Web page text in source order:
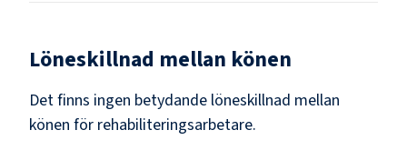
Löneskillnad mellan könen
Det finns ingen betydande löneskillnad mellan
könen för rehabiliteringsarbetare.